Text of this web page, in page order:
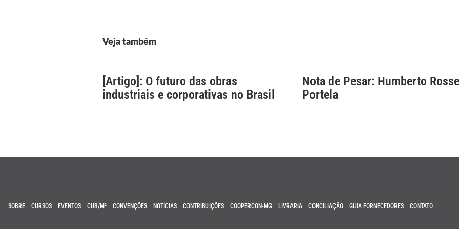
Veja também
[Artigo]: O futuro das obras
industriais e corporativas no Brasil
Nota de Pesar: Humberto
Portela
SOBRE CURSOS EVENTOS CUB/M² CONVENÇÕES NOTÍCIAS CONTRIBUIÇÕES COOPERCON-MG LIVRARIA CONCILIAÇÃO GUIA FORNECEDORES CONTATO